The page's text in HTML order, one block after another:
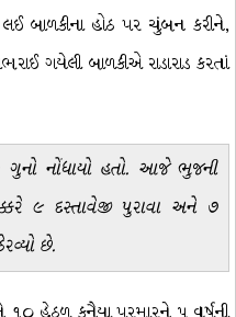
બાળકીના હોઠ પર ચુંબન કરીને,
ગયેલી બાળકીએ રાડારાડ કરતાં
નોંધાયો હતો. આજે ભુજની
૯ દસ્તાવેજી પુરાવા અને ૭
છે.